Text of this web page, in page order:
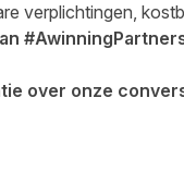
verplichtingen,
over onze